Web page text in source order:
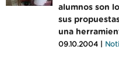
alumnos son
sus
una
09.10.2004 |